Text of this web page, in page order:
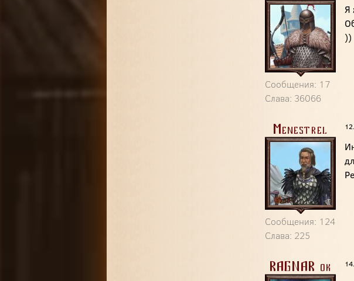
Сообщения: 17
Слава: 36066
Я
))
Menestrel
Сообщения: 124
Слава: 225
RAGNAR-ok